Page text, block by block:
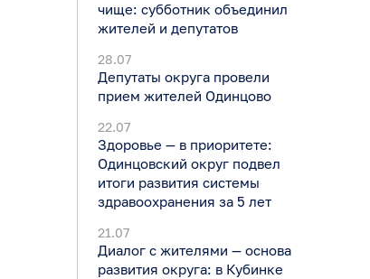
чище: субботник объединил
жителей и депутатов
28.07
Депутаты округа провели
прием жителей Одинцово
22.07
Здоровье — в приоритете:
Одинцовский округ подвел
итоги развития системы
здравоохранения за 5 лет
21.07
Диалог с жителями — основа
развития округа: в Кубинке